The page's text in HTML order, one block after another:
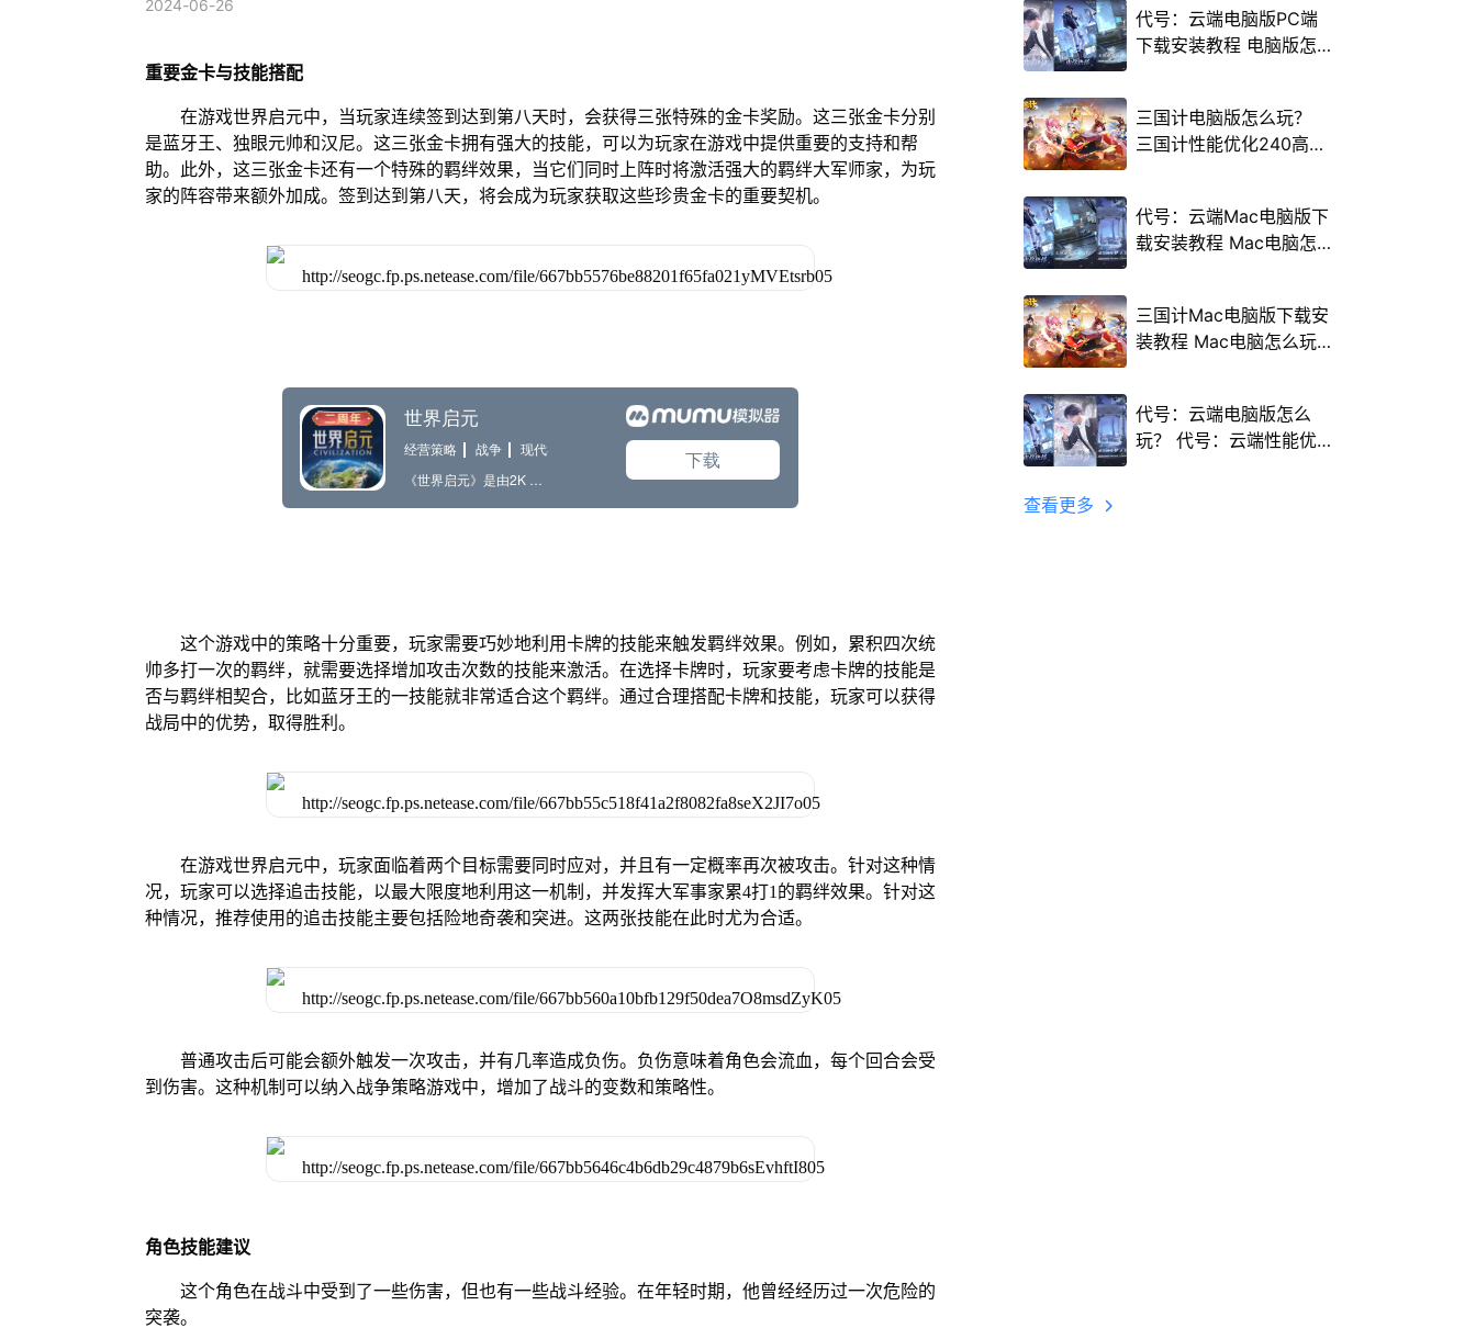
2024-06-26
重要金卡与技能搭配
在游戏世界启元中，当玩家连续签到达到第八天时，会获得三张特殊的金卡奖励。这三张金卡分别
是蓝牙王、独眼元帅和汉尼。这三张金卡拥有强大的技能，可以为玩家在游戏中提供重要的支持和帮
助。此外，这三张金卡还有一个特殊的羁绊效果，当它们同时上阵时将激活强大的羁绊大军师家，为玩
家的阵容带来额外加成。签到达到第八天，将会成为玩家获取这些珍贵金卡的重要契机。
这个游戏中的策略十分重要，玩家需要巧妙地利用卡牌的技能来触发羁绊效果。例如，累积四次统
帅多打一次的羁绊，就需要选择增加攻击次数的技能来激活。在选择卡牌时，玩家要考虑卡牌的技能是
否与羁绊相契合，比如蓝牙王的一技能就非常适合这个羁绊。通过合理搭配卡牌和技能，玩家可以获得
战局中的优势，取得胜利。
在游戏世界启元中，玩家面临着两个目标需要同时应对，并且有一定概率再次被攻击。针对这种情
况，玩家可以选择追击技能，以最大限度地利用这一机制，并发挥大军事家累4打1的羁绊效果。针对这
种情况，推荐使用的追击技能主要包括险地奇袭和突进。这两张技能在此时尤为合适。
普通攻击后可能会额外触发一次攻击，并有几率造成负伤。负伤意味着角色会流血，每个回合会受
到伤害。这种机制可以纳入战争策略游戏中，增加了战斗的变数和策略性。
角色技能建议
这个角色在战斗中受到了一些伤害，但也有一些战斗经验。在年轻时期，他曾经经历过一次危险的
突袭。
代号：云端电脑版PC端
下载安装教程 电脑版怎
三国计电脑版怎么玩？
三国计性能优化240高帧
代号：云端Mac电脑版下
载安装教程 Mac电脑怎
三国计Mac电脑版下载安
装教程 Mac电脑怎么玩
代号：云端电脑版怎么
玩？ 代号：云端性能优
查看更多